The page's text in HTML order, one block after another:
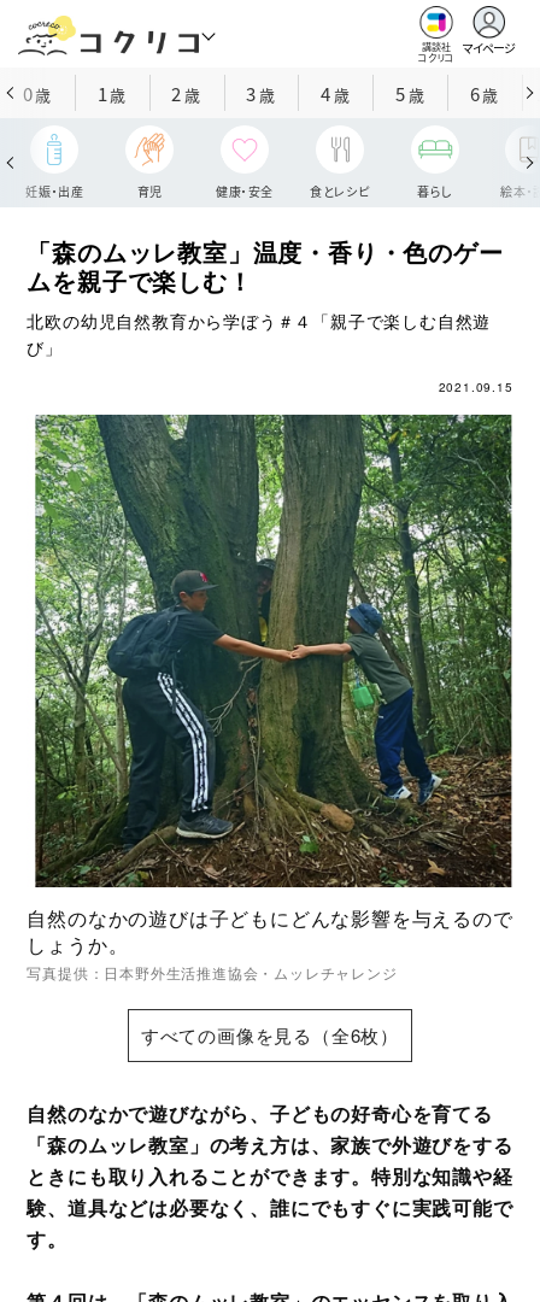
講談社
コクリコ
マイページ
0歳 1歳 2 歳 3歳 4歳 5歳 6歳
妊娠・出産 育児 健康・安全 食とレシピ 暮らし 絵本・
「森のムッレ教室」温度・香り・色のゲー
ムを親子で楽しむ！
北欧の幼児自然教育から学ぼう＃４「親子で楽しむ自然遊
び」
2021.09.15
自然のなかの遊びは子どもにどんな影響を与えるので
しょうか。
写真提供：日本野外生活推進協会・ムッレチャレンジ
すべての画像を見る（全6枚）
自然のなかで遊びながら、子どもの好奇心を育てる
「森のムッレ教室」の考え方は、家族で外遊びをする
ときにも取り入れることができます。特別な知識や経
験、道具などは必要なく、誰にでもすぐに実践可能で
す。